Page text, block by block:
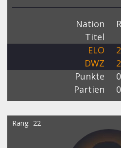
Nation
Titel
ELO
DWZ
Punkte
Partien
0
Rang 22